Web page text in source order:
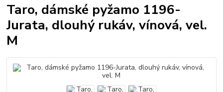
Taro, dámské pyžamo 1196-
Jurata, dlouhý rukáv, vínová, vel.
M